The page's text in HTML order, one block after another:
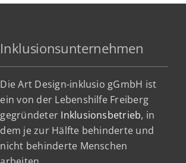
Inklusionsunternehmen
Die Art Design-inklusio gGmbH ist
ein von der Lebenshilfe Freiberg
gegründeter Inklusionsbetrieb, in
dem je zur Hälfte behinderte und
nicht behinderte Menschen